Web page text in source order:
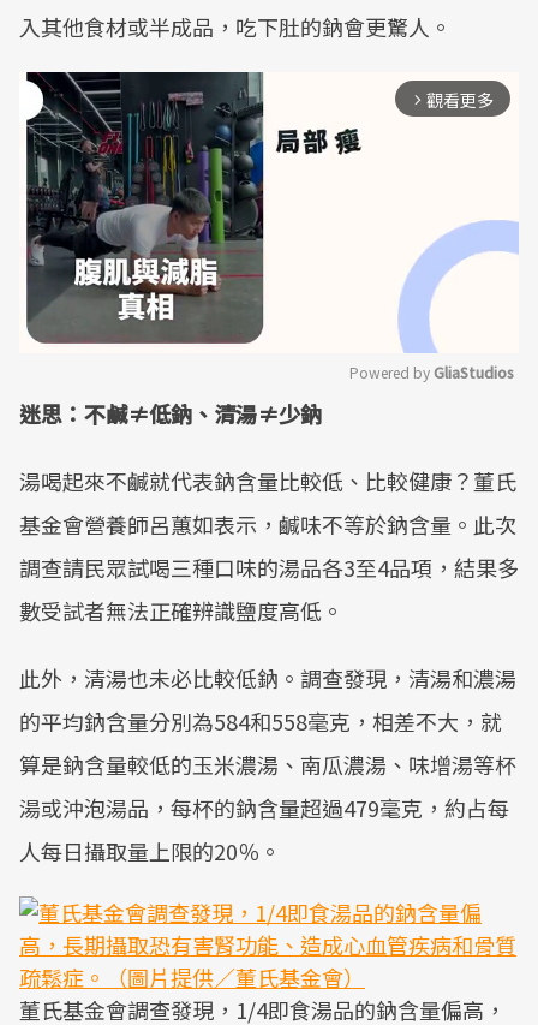
入其他食材或半成品，吃下肚的鈉會更驚人。
arrow_forward_ios 觀看更多
Powered by GliaStudios
迷思：不鹹≠低鈉、清湯≠少鈉
湯喝起來不鹹就代表鈉含量比較低、比較健康？董氏
基金會營養師呂蕙如表示，鹹味不等於鈉含量。此次
調查請民眾試喝三種口味的湯品各3至4品項，結果多
數受試者無法正確辨識鹽度高低。
此外，清湯也未必比較低鈉。調查發現，清湯和濃湯
的平均鈉含量分別為584和558毫克，相差不大，就
算是鈉含量較低的玉米濃湯、南瓜濃湯、味增湯等杯
湯或沖泡湯品，每杯的鈉含量超過479毫克，約占每
人每日攝取量上限的20％。
董氏基金會調查發現，1/4即食湯品的鈉含量偏高，